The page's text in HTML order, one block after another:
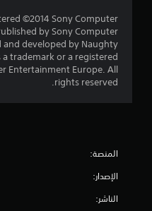
©2014 Sony Computer
by Sony Computer
and developed by Naughty
a trademark or a registered
Entertainment Europe. All
rights reserved.
المنصة:
الإصدار:
الناشر: